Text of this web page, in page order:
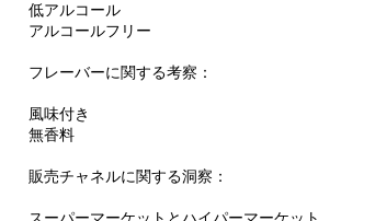
低アルコール
アルコールフリー
フレーバーに関する考察：
風味付き
無香料
販売チャネルに関する洞察：